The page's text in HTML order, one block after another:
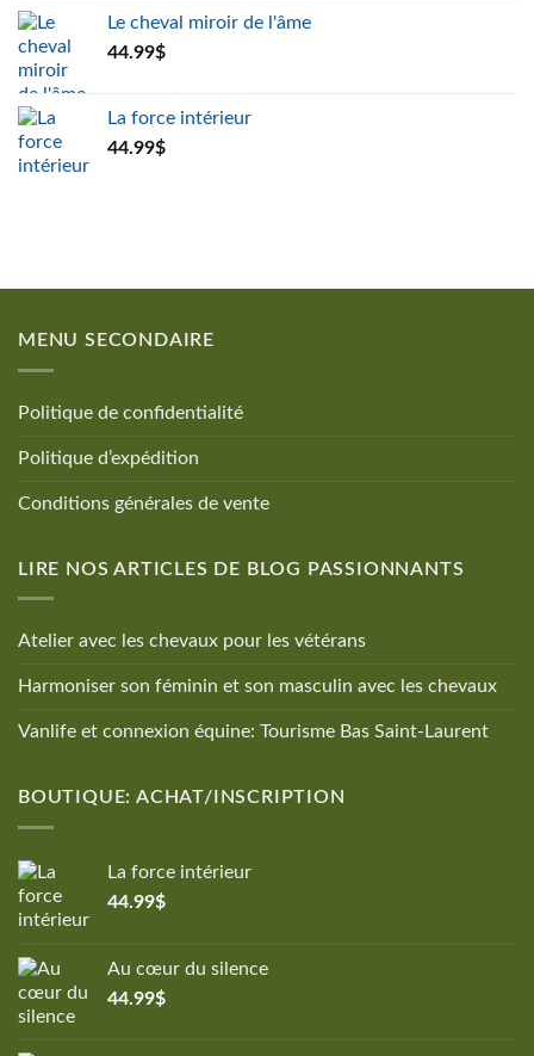
402.41$
Le cheval miroir de l'âme
44.99$
La force intérieur
44.99$
MENU SECONDAIRE
Politique de confidentialité
Politique d’expédition
Conditions générales de vente
LIRE NOS ARTICLES DE BLOG PASSIONNANTS
Atelier avec les chevaux pour les vétérans
Harmoniser son féminin et son masculin avec les chevaux
Vanlife et connexion équine: Tourisme Bas Saint-Laurent
BOUTIQUE: ACHAT/INSCRIPTION
La force intérieur
44.99$
Au cœur du silence
44.99$